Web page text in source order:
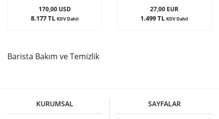
170,00 USD
8.177 TL KDV Dahil
27,00 EUR
1.499 TL KDV Dahil
Barista Bakım ve Temizlik
barista temizlik malzemeleri gelmektedir. Barista malzemeleri yalnızca
kahve makinesi ve kahveden ibaret değildir. Tezgahın en ideal ve yeterli
KURUMSAL SAYFALAR